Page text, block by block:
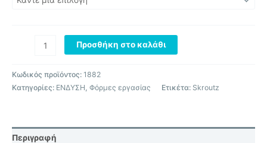
Προσθήκη στο καλάθι
Κωδικός προϊόντος: 1882
Κατηγορίες: ΕΝΔΥΣΗ, Φόρμες εργασίας Ετικέτα: Skroutz
Περιγραφή